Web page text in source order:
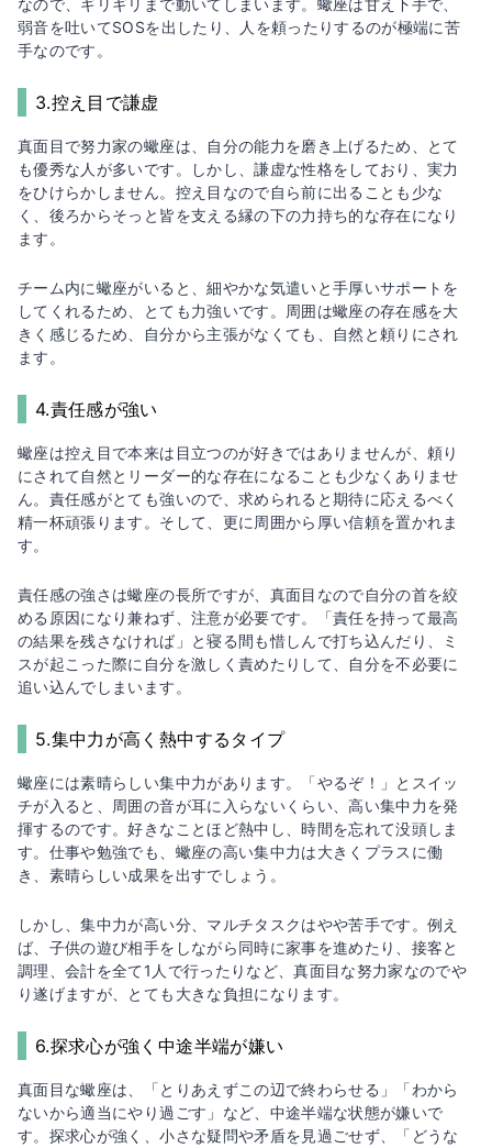
なので、ギリギリまで動いてしまいます。蠍座は甘え下手で、
弱音を吐いてSOSを出したり、人を頼ったりするのが極端に苦
手なのです。
3.控え目で謙虚
真面目で努力家の蠍座は、自分の能力を磨き上げるため、とて
も優秀な人が多いです。しかし、謙虚な性格をしており、実力
をひけらかしません。控え目なので自ら前に出ることも少な
く、後ろからそっと皆を支える縁の下の力持ち的な存在になり
ます。
チーム内に蠍座がいると、細やかな気遣いと手厚いサポートを
してくれるため、とても力強いです。周囲は蠍座の存在感を大
きく感じるため、自分から主張がなくても、自然と頼りにされ
ます。
4.責任感が強い
蠍座は控え目で本来は目立つのが好きではありませんが、頼り
にされて自然とリーダー的な存在になることも少なくありませ
ん。責任感がとても強いので、求められると期待に応えるべく
精一杯頑張ります。そして、更に周囲から厚い信頼を置かれま
す。
責任感の強さは蠍座の長所ですが、真面目なので自分の首を絞
める原因になり兼ねず、注意が必要です。「責任を持って最高
の結果を残さなければ」と寝る間も惜しんで打ち込んだり、ミ
スが起こった際に自分を激しく責めたりして、自分を不必要に
追い込んでしまいます。
5.集中力が高く熱中するタイプ
蠍座には素晴らしい集中力があります。「やるぞ！」とスイッ
チが入ると、周囲の音が耳に入らないくらい、高い集中力を発
揮するのです。好きなことほど熱中し、時間を忘れて没頭しま
す。仕事や勉強でも、蠍座の高い集中力は大きくプラスに働
き、素晴らしい成果を出すでしょう。
しかし、集中力が高い分、マルチタスクはやや苦手です。例え
ば、子供の遊び相手をしながら同時に家事を進めたり、接客と
調理、会計を全て1人で行ったりなど、真面目な努力家なのでや
り遂げますが、とても大きな負担になります。
6.探求心が強く中途半端が嫌い
真面目な蠍座は、「とりあえずこの辺で終わらせる」「わから
ないから適当にやり過ごす」など、中途半端な状態が嫌いで
す。探求心が強く、小さな疑問や矛盾を見過ごせず、「どうな